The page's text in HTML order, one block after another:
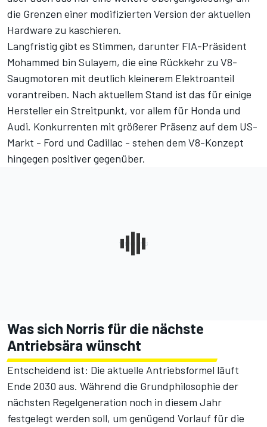
die Grenzen einer modifizierten Version der aktuellen
Hardware zu kaschieren.
Langfristig gibt es Stimmen, darunter FIA-Präsident
Mohammed bin Sulayem, die eine Rückkehr zu V8-
Saugmotoren mit deutlich kleinerem Elektroanteil
vorantreiben. Nach aktuellem Stand ist das für einige
Hersteller ein Streitpunkt, vor allem für Honda und
Audi. Konkurrenten mit größerer Präsenz auf dem US-
Markt - Ford und Cadillac - stehen dem V8-Konzept
hingegen positiver gegenüber.
Was sich Norris für die nächste
Antriebsära wünscht
Entscheidend ist: Die aktuelle Antriebsformel läuft
Ende 2030 aus. Während die Grundphilosophie der
nächsten Regelgeneration noch in diesem Jahr
festgelegt werden soll, um genügend Vorlauf für die